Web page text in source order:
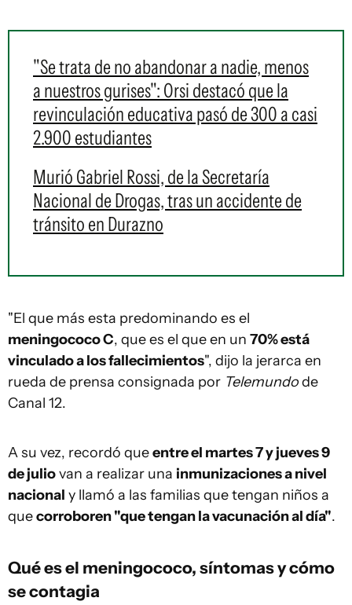
"Se trata de no abandonar a nadie, menos
a nuestros gurises": Orsi destacó que la
revinculación educativa pasó de 300 a casi
2.900 estudiantes
Murió Gabriel Rossi, de la Secretaría
Nacional de Drogas, tras un accidente de
tránsito en Durazno
"El que más esta predominando es el
meningococo C, que es el que en un 70% está
vinculado a los fallecimientos", dijo la jerarca en
rueda de prensa consignada por Telemundode
Canal 12.
A su vez, recordó queentre el martes 7 y jueves 9
de juliovan a realizar una inmunizaciones a nivel
nacional y llamó a las familias que tengan niños a
quecorroboren "que tengan la vacunación al día".
Qué es el meningococo, síntomas y cómo
se contagia